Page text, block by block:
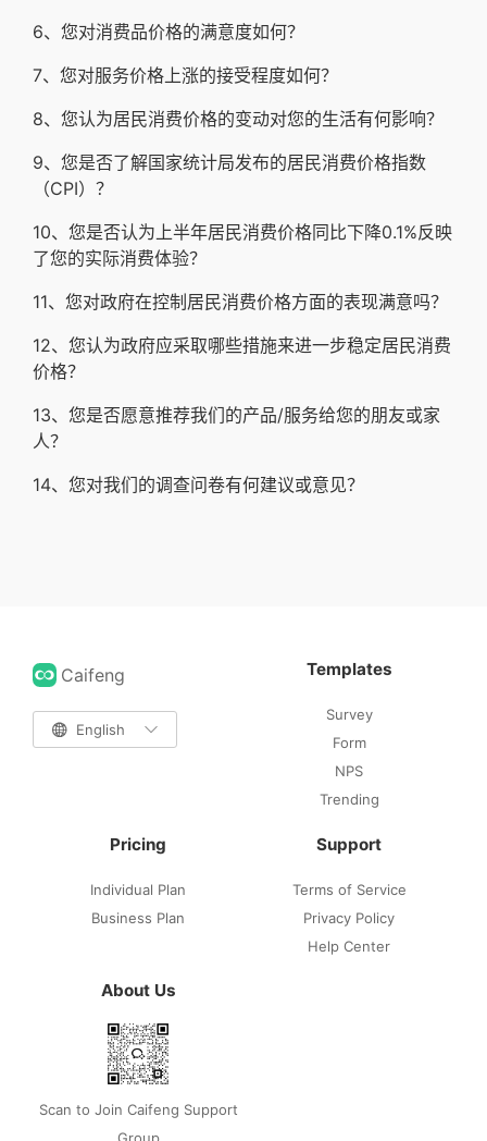
6、您对消费品价格的满意度如何？
7、您对服务价格上涨的接受程度如何？
8、您认为居民消费价格的变动对您的生活有何影响？
9、您是否了解国家统计局发布的居民消费价格指数
（CPI）？
10、您是否认为上半年居民消费价格同比下降0.1%反映
了您的实际消费体验？
11、您对政府在控制居民消费价格方面的表现满意吗？
12、您认为政府应采取哪些措施来进一步稳定居民消费
价格？
13、您是否愿意推荐我们的产品/服务给您的朋友或家
人？
14、您对我们的调查问卷有何建议或意见？
Caifeng
 English 
Templates
Survey
Form
NPS
Trending
Pricing
Individual Plan
Business Plan
Support
Terms of Service
Privacy Policy
Help Center
About Us
Scan to Join Caifeng Support